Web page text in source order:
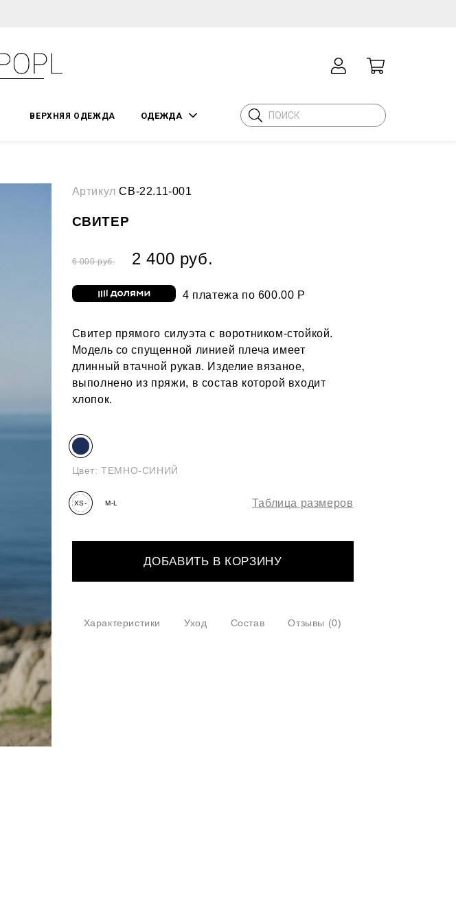
ВЕРХНЯЯ ОДЕЖДА ОДЕЖДА
Артикул СВ-22.11-001
СВИТЕР
6 000 руб. 2 400 руб.
4 платежа по 600.00 Р
Свитер прямого силуэта с воротником-стойкой.
Модель со спущенной линией плеча имеет
длинный втачной рукав. Изделие вязаное,
выполнено из пряжи, в состав которой входит
хлопок.
Цвет:ТЕМНО-СИНИЙ
XS- M-L Таблица размеров
ДОБАВИТЬ В КОРЗИНУ
Характеристики Уход Состав Отзывы (0)